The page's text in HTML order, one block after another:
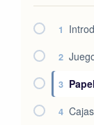
1
2
3
4